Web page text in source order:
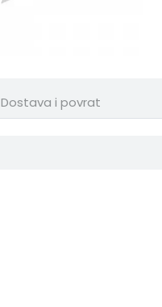
Dostava i povrat